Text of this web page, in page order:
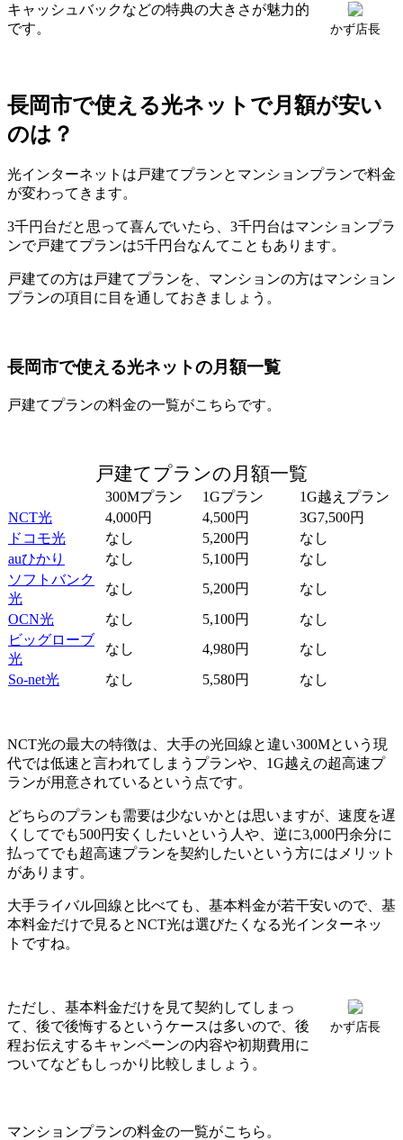
キャッシュバックなどの特典の大きさが魅力的
です。
かず店長
長岡市で使える光ネットで月額が安い
のは？
光インターネットは戸建てプランとマンションプランで料金
が変わってきます。
3千円台だと思って喜んでいたら、3千円台はマンションプラ
ンで戸建てプランは5千円台なんてこともあります。
戸建ての方は戸建てプランを、マンションの方はマンション
プランの項目に目を通しておきましょう。
長岡市で使える光ネットの月額一覧
戸建てプランの料金の一覧がこちらです。
戸建てプランの月額一覧
300Mプラン 1Gプラン
1G越えプラン
NCT光
4,000円 4,500円
3G7,500円
ドコモ光
なし 5,200円
なし
auひかり
なし 5,100円
なし
ソフトバンク
光
なし 5,200円
なし
OCN光
なし 5,100円
なし
ビッグローブ
光
なし 4,980円
なし
So-net光
なし 5,580円 なし
NCT光の最大の特徴は、大手の光回線と違い300Mという現
代では低速と言われてしまうプランや、1G越えの超高速プ
ランが用意されているという点です。
どちらのプランも需要は少ないかとは思いますが、速度を遅
くしてでも500円安くしたいという人や、逆に3,000円余分に
払ってでも超高速プランを契約したいという方にはメリット
があります。
大手ライバル回線と比べても、基本料金が若干安いので、基
本料金だけで見るとNCT光は選びたくなる光インターネッ
トですね。
ただし、基本料金だけを見て契約してしまっ
て、後で後悔するというケースは多いので、後
程お伝えするキャンペーンの内容や初期費用に
ついてなどもしっかり比較しましょう。
かず店長
マンションプランの料金の一覧がこちら。